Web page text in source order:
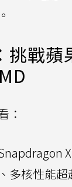
挑戰蘋
：
多核性能